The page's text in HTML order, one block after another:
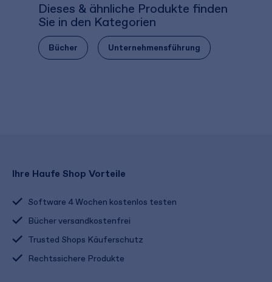
Dieses & ähnliche Produkte finden
Sie in den Kategorien
Bücher Unternehmensführung
Ihre Haufe Shop Vorteile
Software 4 Wochen kostenlos testen
Bücher versandkostenfrei
Trusted Shops Käuferschutz
Rechtssichere Produkte